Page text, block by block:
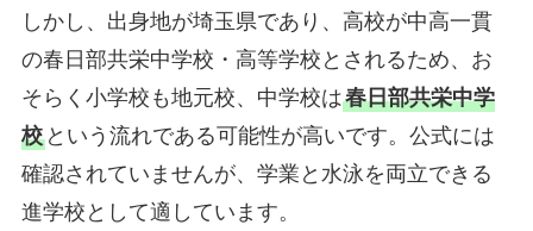
しかし、出身地が埼玉県であり、高校が中高一貫
の春日部共栄中学校・高等学校とされるため、お
そらく小学校も地元校、中学校は春日部共栄中学
校という流れである可能性が高いです。公式には
確認されていませんが、学業と水泳を両立できる
進学校として適しています。